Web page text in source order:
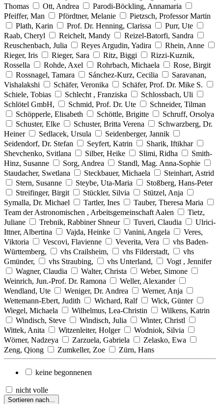
Thomas
Ott, Andrea
Parodi-Böckling, Annamaria
Pfeiffer, Man
Pfördtner, Melanie
Pietzsch, Professor Martin
Plath, Karin
Prof. Dr. Henning, Clarissa
Purr, Ute
Raab, Cheryl
Reichelt, Mandy
Reizel-Batorfi, Sandra
Reuschenbach, Julia
Reyes Argudin, Yadira
Rhein, Anne
Rieger, Iris
Rieger, Sara Ritz, Biggi
Rizzi-Kuznik,
Rossella
Rohde, Axel Rohrbach, Michaela
Rose, Birgit
Rossnagel, Tamara
Sánchez-Kurz, Cecilia
Saravanan,
Vishalakshi
Schäfer, Veronika
Schäfer, Prof. Dr. Mike S.
Schiele, Tobias
Schlecht , Franziska
Schlossbach, Uli
Schlötel GmbH,
Schmid, Prof. Dr. Ute
Schneider, Tilman
Schöpperle, Elisabeth
Schöttle, Brigitte
Schruff, Orsolya
Schuster, Elke
Schuster, Britta Verena
Schwarzberg, Dr.
Heiner
Sedlacek, Ursula
Seidenberger, Jannik
Seidendorf, Dr. Stefan
Seyfert, Katrin
Sharik, Iftikhar
Shevchenko, Svitlana
Silber, Heike Slimi, Ridha
Smith-
Hinz, Susanne
Sorg, Andrea
Standl, Mag. Anna-Sophie
Staudacher, Swetlana
Steckbauer, Michaela
Steinhart, Astrid
Stern, Susanne
Steybe, Uta-Maria
Stoßberg, Hans-Peter
Streifinger, Birgit
Stückler, Silvia
Stützel, Anja
Symalla, Dr. Michael
Tartler, Ines
Tauber, Theresa Maria
Team der Astronomischen , Arbeitsgemeinschaft Aalen
Tietz,
Juliane
Trebnik, Rabbiner Shneur Tuveri, Claudia
Ulrici-
Ittner, Albertina
Vajda, Heinke Vanini, Angela
Veres,
Viktoria
Vescovi, Flavienne Veverita, Vera
vhs Baden-
Württemberg,
vhs Crailsheim, vhs Filderstadt,
vhs
Gmünder,
vhs Straubing, vhs Unterland,
Vogt , Jennifer
Wagner, Claudia
Walter, Christa
Weber, Simone
Weinrich, Jun.-Prof. Dr. Ramona
Weller, Alexander
Wendland, Ute
Weniger, Dr. Andrea
Werner, Anja
Wettemann-Ebert, Judith
Wichard, Ralf
Wick, Günter
Wiegel, Michaela
Wilhelmus, Lea-Christin
Wilkens, Katrin
Windisch, Steve
Windisch, Julia
Winter, Christl
Wittek, Anita
Witzenleiter, Holger
Wodniok, Silvia
Wörner, Nadzeya
Zarzuela, Gabriela
Zelasko, Ewa
Zeng, Qiong
Zumkeller, Zoe Zürn, Hans
keine begonnenen
nicht volle
Sortieren nach...